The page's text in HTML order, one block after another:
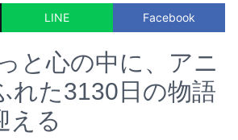
LINE Facebook
と心の中に、アニ
れた3130日の物語
える